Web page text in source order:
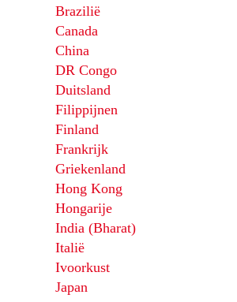
Brazilië
Canada
China
DR Congo
Duitsland
Filippijnen
Finland
Frankrijk
Griekenland
Hong Kong
Hongarije
India (Bharat)
Italië
Ivoorkust
Japan